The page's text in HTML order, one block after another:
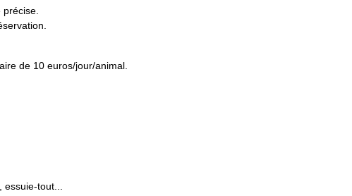
précise.
de 10 euros/jour/animal.
essuie-tout...